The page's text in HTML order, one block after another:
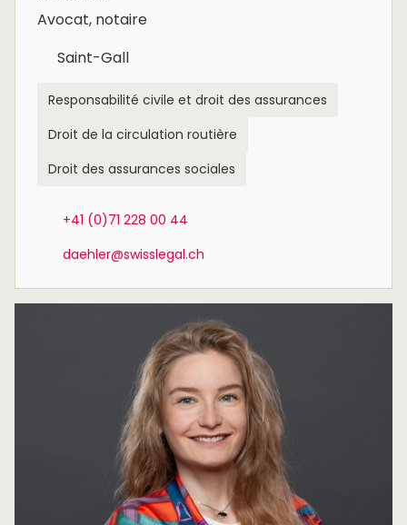
Avocat, notaire
Saint-Gall
Responsabilité civile et droit des assurances
Droit de la circulation routière
Droit des assurances sociales
+41 (0)71 228 00 44
daehler@swisslegal.ch